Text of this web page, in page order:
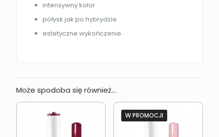
intensywny kolor
połysk jak po hybrydzie
estetyczne wykończenie
Może spodoba się również…
W PROMOCJI